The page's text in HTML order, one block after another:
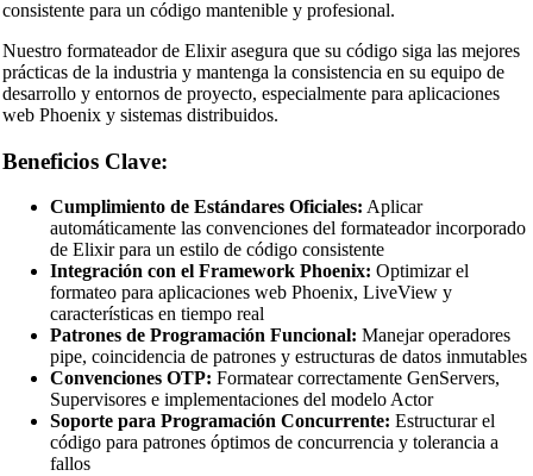
consistente para un código mantenible y profesional.
Nuestro formateador de Elixir asegura que su código siga las mejores
prácticas de la industria y mantenga la consistencia en su equipo de
desarrollo y entornos de proyecto, especialmente para aplicaciones
web Phoenix y sistemas distribuidos.
Beneficios Clave:
Cumplimiento de Estándares Oficiales: Aplicar
automáticamente las convenciones del formateador incorporado
de Elixir para un estilo de código consistente
Integración con el Framework Phoenix: Optimizar el
formateo para aplicaciones web Phoenix, LiveView y
características en tiempo real
Patrones de Programación Funcional: Manejar operadores
pipe, coincidencia de patrones y estructuras de datos inmutables
Convenciones OTP: Formatear correctamente GenServers,
Supervisores e implementaciones del modelo Actor
Soporte para Programación Concurrente: Estructurar el
código para patrones óptimos de concurrencia y tolerancia a
fallos